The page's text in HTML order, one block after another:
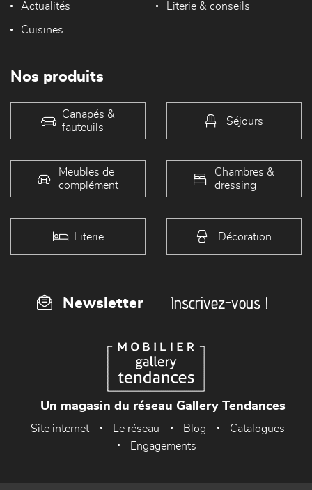
Actualités Literie & conseils
Cuisines
Nos produits
Canapés &
fauteuils
Séjours
Meubles de
complément
Chambres &
dressing
Literie Décoration
Newsletter Inscrivez-vous !
Un magasin du réseau Gallery Tendances
Site internet Le réseau Blog
Catalogues
Engagements